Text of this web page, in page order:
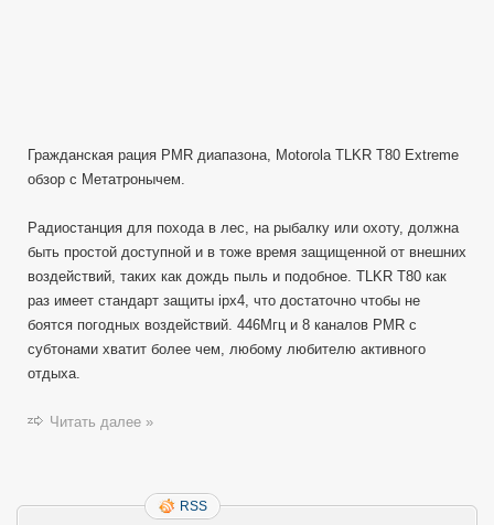
Гражданская рация PMR диапазона, Motorola TLKR T80 Extreme
обзор с Метатронычем.
Радиостанция для похода в лес, на рыбалку или охоту, должна
быть простой доступной и в тоже время защищенной от внешних
воздействий, таких как дождь пыль и подобное. TLKR T80 как
раз имеет стандарт защиты ipx4, что достаточно чтобы не
боятся погодных воздействий. 446Мгц и 8 каналов PMR с
субтонами хватит более чем, любому любителю активного
отдыха.
Читать далее »
RSS